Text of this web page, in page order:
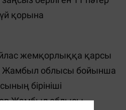
қорына
жемқорлыққа қарсы
Жамбыл облысы бойынша
бірініші
Жамбыл облысы